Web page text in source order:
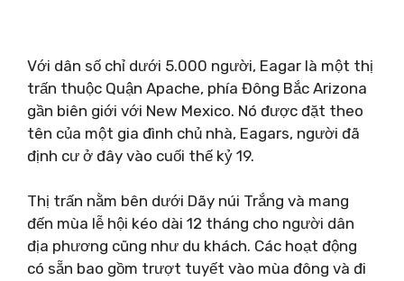
Với dân số chỉ dưới 5.000 người, Eagar là một thị
trấn thuộc Quận Apache, phía Đông Bắc Arizona
gần biên giới với New Mexico. Nó được đặt theo
tên của một gia đình chủ nhà, Eagars, người đã
định cư ở đây vào cuối thế kỷ 19.
Thị trấn nằm bên dưới Dãy núi Trắng và mang
đến mùa lễ hội kéo dài 12 tháng cho người dân
địa phương cũng như du khách. Các hoạt động
có sẵn bao gồm trượt tuyết vào mùa đông và đi